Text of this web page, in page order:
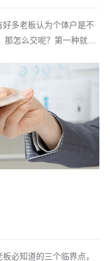
好多老板认为个体户是不
怎么交呢？第一种就是
润了，根据利润交税。还
根据行业来核定一个利润
必知道的三个临界点，